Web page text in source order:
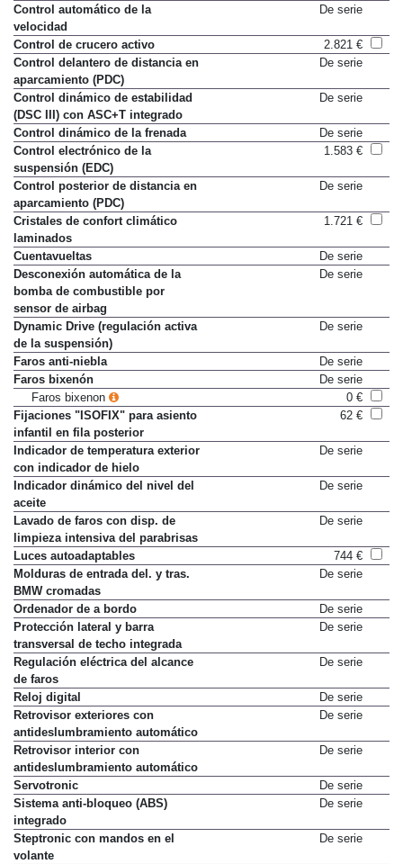
Control automático de la
velocidad
De serie
Control de crucero activo
2.821 €
Control delantero de distancia en
aparcamiento (PDC)
De serie
Control dinámico de estabilidad
(DSC III) con ASC+T integrado
De serie
Control dinámico de la frenada
De serie
Control electrónico de la
suspensión (EDC)
1.583 €
Control posterior de distancia en
aparcamiento (PDC)
De serie
Cristales de confort climático
laminados
1.721 €
Cuentavueltas
De serie
Desconexión automática de la
bomba de combustible por
sensor de airbag
De serie
Dynamic Drive (regulación activa
de la suspensión)
De serie
Faros anti-niebla
De serie
Faros bixenón
De serie
Faros bixenon
0 €
Fijaciones "ISOFIX" para asiento
infantil en fila posterior
62 €
Indicador de temperatura exterior
con indicador de hielo
De serie
Indicador dinámico del nivel del
aceite
De serie
Lavado de faros con disp. de
limpieza intensiva del parabrisas
De serie
Luces autoadaptables
744 €
Molduras de entrada del. y tras.
BMW cromadas
De serie
Ordenador de a bordo
De serie
Protección lateral y barra
transversal de techo integrada
De serie
Regulación eléctrica del alcance
de faros
De serie
Reloj digital
De serie
Retrovisor exteriores con
antideslumbramiento automático
De serie
Retrovisor interior con
antideslumbramiento automático
De serie
Servotronic
De serie
Sistema anti-bloqueo (ABS)
integrado
De serie
Steptronic con mandos en el
volante
De serie